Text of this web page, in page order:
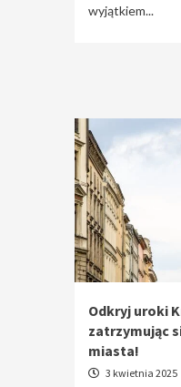
wyjątkiem...
Odkryj uroki
zatrzymując
miasta!
3 kwietnia 2025